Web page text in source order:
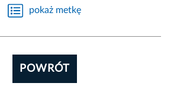
pokaż metkę
POWRÓT